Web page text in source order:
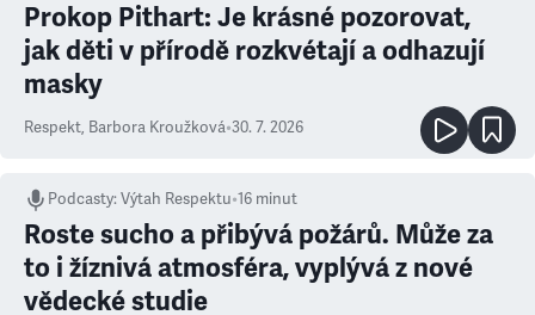
Prokop Pithart: Je krásné pozorovat,
jak děti v přírodě rozkvétají a odhazují
masky
Respekt, Barbora Kroužková•30. 7. 2026
Podcasty:Výtah Respektu•16 minut
Roste sucho a přibývá požárů. Může za
to i žíznivá atmosféra, vyplývá z nové
vědecké studie